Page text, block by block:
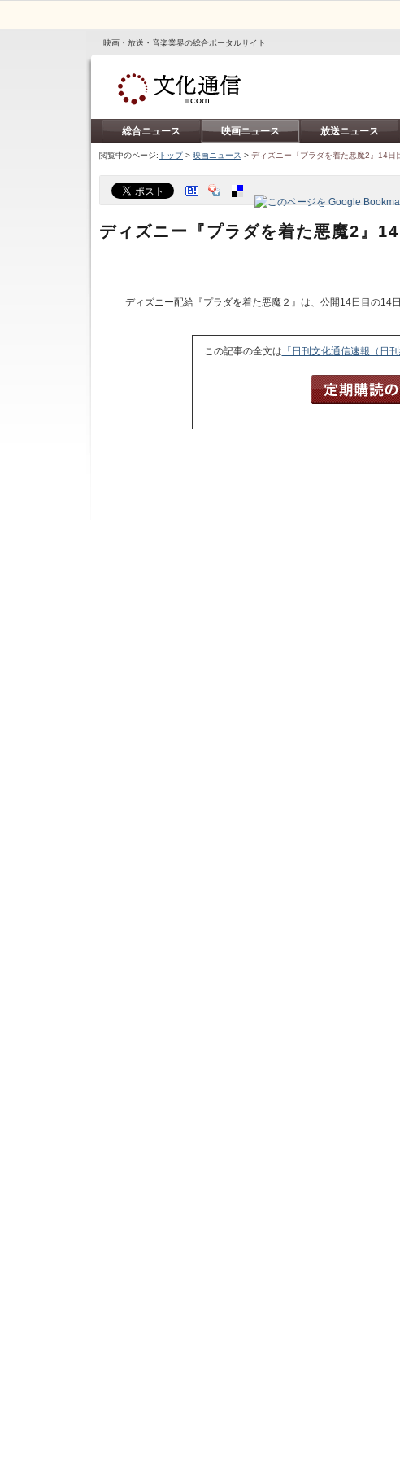
映画・放送・音楽業界の総合ポータルサイト
総合ニュース 映画ニュース 放送ニュース
閲覧中のページ: トップ> 映画ニュース > ディズニー『プラダを着た悪魔2』14日
ディズニー『プラダを着た悪魔2』
ディズニー配給『プラダを着た悪魔２』は、公開14日目の
この記事の全文は 「日刊文化通信速報（日